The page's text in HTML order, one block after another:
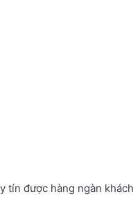
tín được hàng ngàn khách